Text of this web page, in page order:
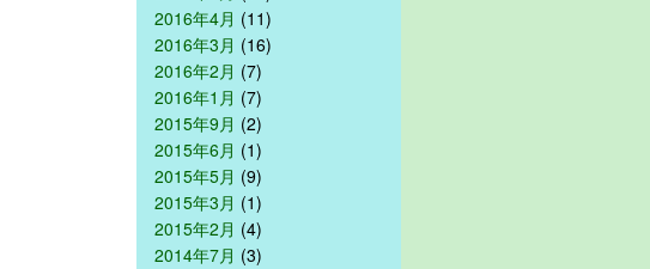
2016年4月 (11)
2016年3月 (16)
2016年2月 (7)
2016年1月 (7)
2015年9月 (2)
2015年6月 (1)
2015年5月 (9)
2015年3月 (1)
2015年2月 (4)
2014年7月 (3)